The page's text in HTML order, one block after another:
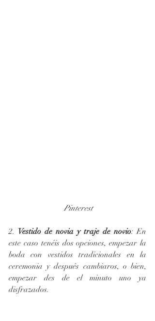
Pinterest
2. Vestido de novia y traje de novio: En
este caso tenéis dos opciones, empezar la
boda con vestidos tradicionales en la
ceremonia y después cambiaros, o bien,
empezar des de el minuto uno ya
disfrazados.